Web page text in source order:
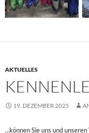
AKTUELLES
19. DEZEMBER 2025
…können Sie uns und